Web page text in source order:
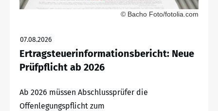
© Bacho Foto/fotolia.com
07.08.2026
Ertragsteuerinformationsbericht: Neue
Prüfpflicht ab 2026
Ab 2026 müssen Abschlussprüfer die
Offenlegungspflicht zum